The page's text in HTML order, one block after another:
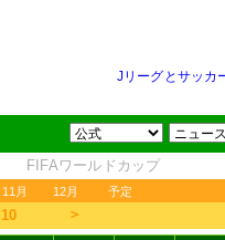
Jリーグとサッカ
FIFAワールドカップ
11月 12月 予定
10 ＞